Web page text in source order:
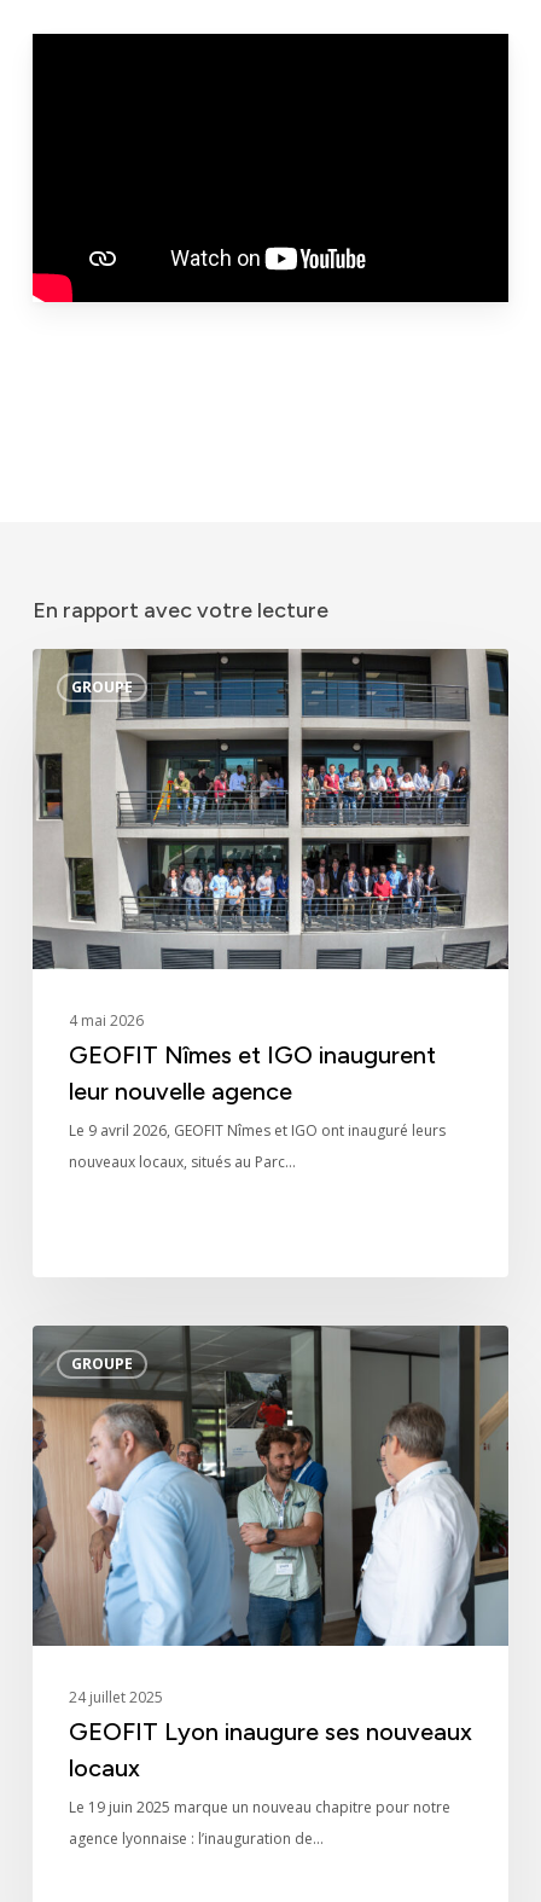
En rapport avec votre lecture
GROUPE
GEOFIT
Nîmes
IGO
inaugurent
leur
nouvelle
agence
4 mai 2026
GEOFIT Nîmes et IGO inaugurent
leur nouvelle agence
Le 9 avril 2026, GEOFIT Nîmes et IGO ont inauguré leurs
nouveaux locaux, situés au Parc…
GROUPE
GEOFIT
Lyon
inaugure
ses
nouveaux
locaux
24 juillet 2025
GEOFIT Lyon inaugure ses nouveaux
locaux
Le 19 juin 2025 marque un nouveau chapitre pour notre
agence lyonnaise : l’inauguration de…
Agences
Nous rejoindre